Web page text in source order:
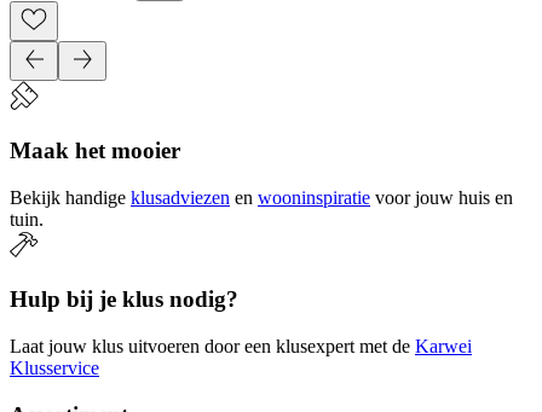
Maak het mooier
Bekijk handige klusadviezen en wooninspiratie voor jouw huis en
tuin.
Hulp bij je klus nodig?
Laat jouw klus uitvoeren door een klusexpert met de Karwei
Klusservice